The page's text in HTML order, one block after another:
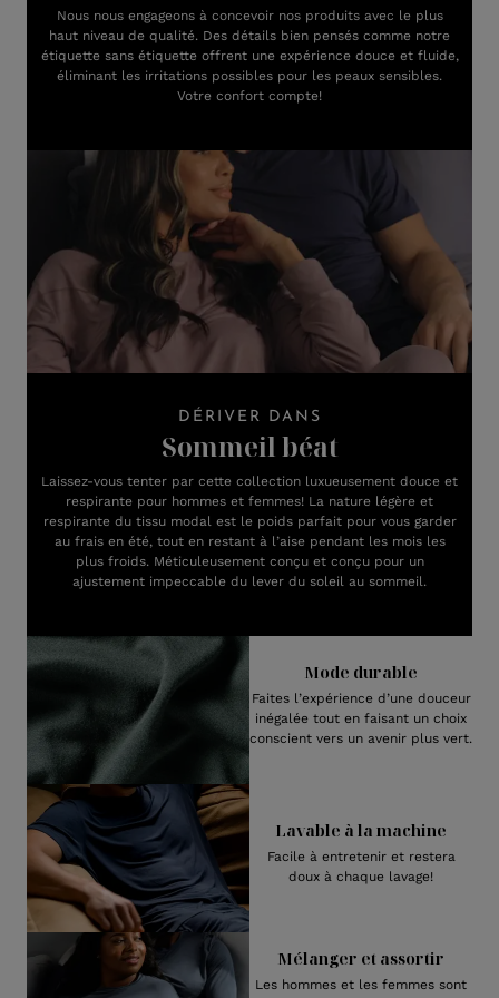
Nous nous engageons à concevoir nos produits avec le plus
haut niveau de qualité. Des détails bien pensés comme notre
étiquette sans étiquette offrent une expérience douce et fluide,
éliminant les irritations possibles pour les peaux sensibles.
Votre confort compte!
DÉRIVER DANS
Sommeil béat
Laissez-vous tenter par cette collection luxueusement douce et
respirante pour hommes et femmes! La nature légère et
respirante du tissu modal est le poids parfait pour vous garder
au frais en été, tout en restant à l’aise pendant les mois les
plus froids. Méticuleusement conçu et conçu pour un
ajustement impeccable du lever du soleil au sommeil.
Mode durable
Faites l’expérience d’une douceur
inégalée tout en faisant un choix
conscient vers un avenir plus vert.
Lavable à la machine
Facile à entretenir et restera
doux à chaque lavage!
Mélanger et assortir
Les hommes et les femmes sont